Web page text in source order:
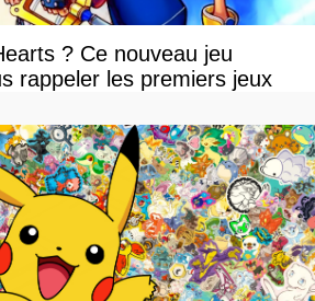
? Ce nouveau jeu
rappeler les premiers jeux